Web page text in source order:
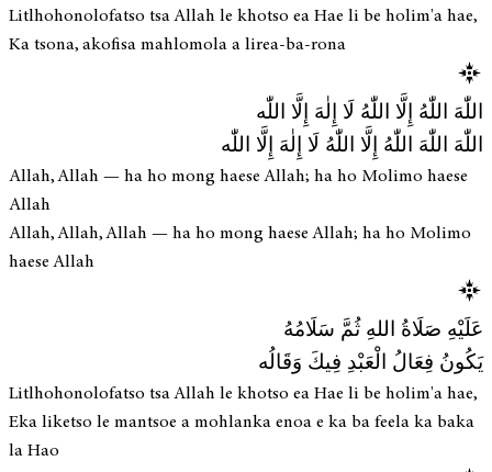
Litlhohonolofatso tsa Allah le khotso ea Hae li be holim'a hae,
Ka tsona, akofisa mahlomola a lirea-ba-rona
اللّٰهَ اللّٰهُ إِلَّا اللّٰهُ لَا إِلٰهَ إِلَّا اللّٰه
اللّٰهَ اللّٰهَ اللّٰهُ إِلَّا اللّٰهُ لَا إِلٰهَ إِلَّا اللّٰه
Allah, Allah — ha ho mong haese Allah; ha ho Molimo haese
Allah
Allah, Allah, Allah — ha ho mong haese Allah; ha ho Molimo
haese Allah
عَلَيْهِ صَلَاةُ اللهِ ثُمَّ سَلَامُهُ
يَكُونُ فِعَالُ الْعَبْدِ فِيكَ وَقَالُه
Litlhohonolofatso tsa Allah le khotso ea Hae li be holim'a hae,
Eka liketso le mantsoe a mohlanka enoa e ka ba feela ka baka
la Hao